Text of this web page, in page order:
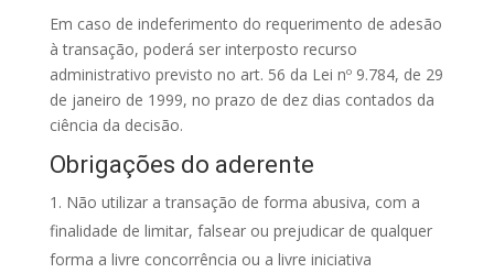
Em caso de indeferimento do requerimento de adesão
à transação, poderá ser interposto recurso
administrativo previsto no art. 56 da Lei nº 9.784, de 29
de janeiro de 1999, no prazo de dez dias contados da
ciência da decisão.
Obrigações do aderente
Não utilizar a transação de forma abusiva, com a
finalidade de limitar, falsear ou prejudicar de qualquer
forma a livre concorrência ou a livre iniciativa